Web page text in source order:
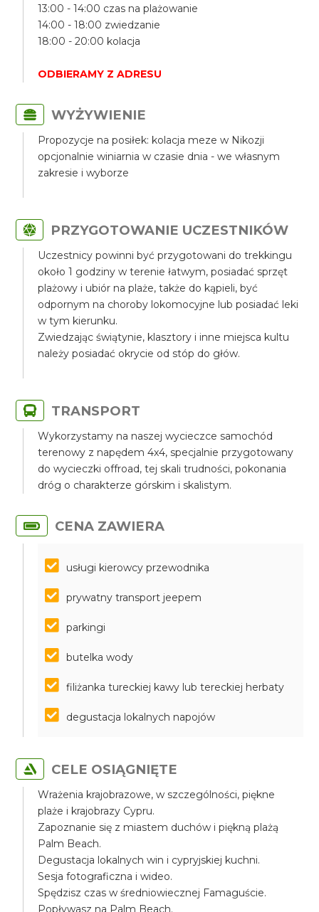
13:00 - 14:00 czas na plażowanie
14:00 - 18:00 zwiedzanie
18:00 - 20:00 kolacja
ODBIERAMY Z ADRESU
WYŻYWIENIE
Propozycje na posiłek: kolacja meze w Nikozji
opcjonalnie winiarnia w czasie dnia - we własnym
zakresie i wyborze
PRZYGOTOWANIE UCZESTNIKÓW
Uczestnicy powinni być przygotowani do trekkingu
około 1 godziny w terenie łatwym, posiadać sprzęt
plażowy i ubiór na plaże, także do kąpieli, być
odpornym na choroby lokomocyjne lub posiadać leki
w tym kierunku.
Zwiedzając świątynie, klasztory i inne miejsca kultu
należy posiadać okrycie od stóp do głów.
TRANSPORT
Wykorzystamy na naszej wycieczce samochód
terenowy z napędem 4x4, specjalnie przygotowany
do wycieczki offroad, tej skali trudności, pokonania
dróg o charakterze górskim i skalistym.
CENA ZAWIERA
usługi kierowcy przewodnika
prywatny transport jeepem
parkingi
butelka wody
filiżanka tureckiej kawy lub tereckiej herbaty
degustacja lokalnych napojów
CELE OSIĄGNIĘTE
Wrażenia krajobrazowe, w szczególności, piękne
plaże i krajobrazy Cypru.
Zapoznanie się z miastem duchów i piękną plażą
Palm Beach.
Degustacja lokalnych win i cypryjskiej kuchni.
Sesja fotograficzna i wideo.
Spędzisz czas w średniowiecznej Famaguście.
Popływasz na Palm Beach.